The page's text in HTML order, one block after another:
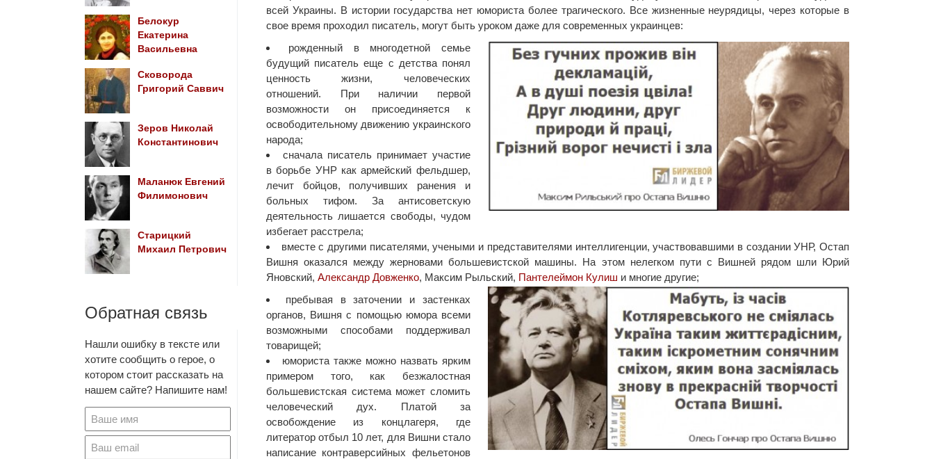
всей Украины. В истории государства нет юмориста более трагического. Все жизненные неурядицы, через которые в
свое время проходил писатель, могут быть уроком даже для современных украинцев:
рожденный в многодетной семье
будущий писатель еще с детства понял
ценность жизни, человеческих
отношений. При наличии первой
возможности он присоединяется к
освободительному движению украинского
народа;
сначала писатель принимает участие
в борьбе УНР как армейский фельдшер,
лечит бойцов, получивших ранения и
больных тифом. За антисоветскую
деятельность лишается свободы, чудом
избегает расстрела;
вместе с другими писателями, учеными и представителями интеллигенции, участвовавшими в создании УНР, Остап
Вишня оказался между жерновами большевистской машины. На этом нелегком пути с Вишней рядом шли Юрий
Яновский, Александр Довженко, Максим Рыльский, Пантелеймон Кулиш и многие другие;
пребывая в заточении и застенках
органов, Вишня с помощью юмора всеми
возможными способами поддерживал
товарищей;
юмориста также можно назвать ярким
примером того, как безжалостная
большевистская система может сломить
человеческий дух. Платой за
освобождение из концлагеря, где
литератор отбыл 10 лет, для Вишни стало
написание контраверсийных фельетонов
Белокур
Екатерина
Васильевна
Сковорода
Григорий Саввич
Зеров Николай
Константинович
Маланюк Евгений
Филимонович
Старицкий
Михаил Петрович
Обратная связь
Нашли ошибку в тексте или
хотите сообщить о герое, о
котором стоит рассказать на
нашем сайте? Напишите нам!